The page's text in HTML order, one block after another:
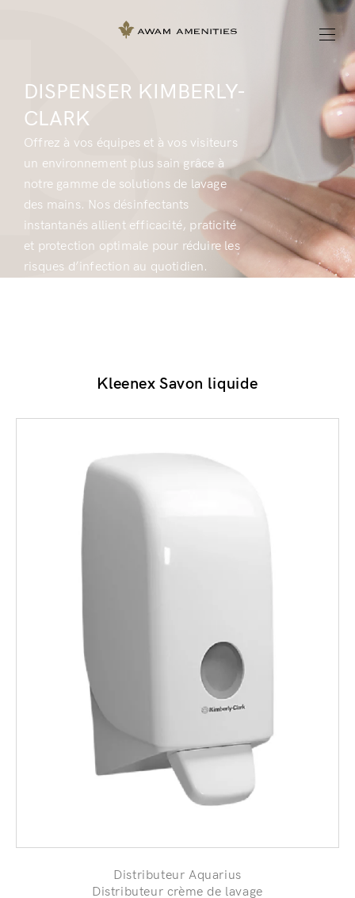
DISPENSER KIMBERLY-
CLARK
Offrez à vos équipes et à vos visiteurs
un environnement plus sain grâce à
notre gamme de solutions de lavage
des mains. Nos désinfectants
instantanés allient efficacité, praticité
et protection optimale pour réduire les
risques d’infection au quotidien.
Kleenex Savon liquide
Distributeur Aquarius
Distributeur crème de lavage